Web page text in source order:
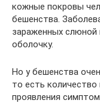
кожные покровы
бешенства.
зараженных слюной
оболочку.
Но у бешенства
то есть
проявления